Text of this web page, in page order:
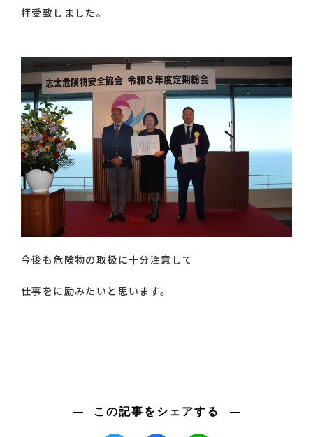
拝受致しました。
今後も危険物の取扱に十分注意して
仕事をに励みたいと思います。
この記事をシェアする